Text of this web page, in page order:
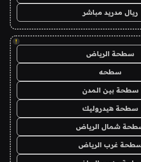
ريال مدريد مباشر
!
سطحة الرياض
سطحه
سطحة بين المدن
سطحة هيدروليك
شمال الرياض
غرب الرياض